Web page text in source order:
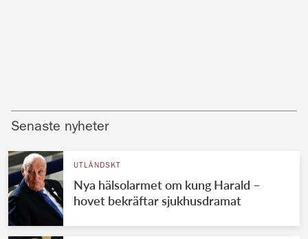
Senaste nyheter
UTLÄNDSKT
Nya hälsolarmet om kung Harald –
hovet bekräftar sjukhusdramat